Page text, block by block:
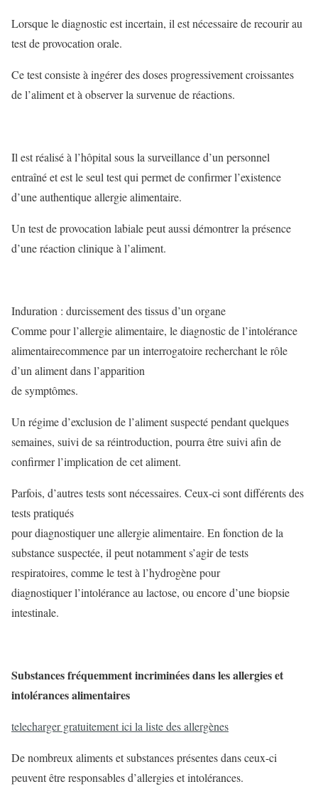
Lorsque le diagnostic est incertain, il est nécessaire de recourir au
test de provocation orale.
Ce test consiste à ingérer des doses progressivement croissantes
de l’aliment et à observer la survenue de réactions.
Il est réalisé à l’hôpital sous la surveillance d’un personnel
entraîné et est le seul test qui permet de confirmer l’existence
d’une authentique allergie alimentaire.
Un test de provocation labiale peut aussi démontrer la présence
d’une réaction clinique à l’aliment.
Induration : durcissement des tissus d’un organe
Comme pour l’allergie alimentaire, le diagnostic de l’intolérance
alimentairecommence par un interrogatoire recherchant le rôle
d’un aliment dans l’apparition
de symptômes.
Un régime d’exclusion de l’aliment suspecté pendant quelques
semaines, suivi de sa réintroduction, pourra être suivi afin de
confirmer l’implication de cet aliment.
Parfois, d’autres tests sont nécessaires. Ceux-ci sont différents des
tests pratiqués
pour diagnostiquer une allergie alimentaire. En fonction de la
substance suspectée, il peut notamment s’agir de tests
respiratoires, comme le test à l’hydrogène pour
diagnostiquer l’intolérance au lactose, ou encore d’une biopsie
intestinale.
Substances fréquemment incriminées dans les allergies et
intolérances alimentaires
telecharger gratuitement ici la liste des allergènes
De nombreux aliments et substances présentes dans ceux-ci
peuvent être responsables d’allergies et intolérances.